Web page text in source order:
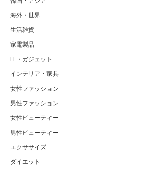
海外・世界
生活雑貨
家電製品
IT・ガジェット
インテリア・家具
女性ファッション
男性ファッション
女性ビューティー
男性ビューティー
エクササイズ
ダイエット